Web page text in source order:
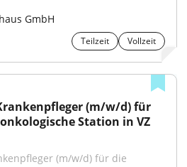
GmbH
Teilzeit Vollzeit
(m/w/d) für
Station in VZ
(m/w/d) für die